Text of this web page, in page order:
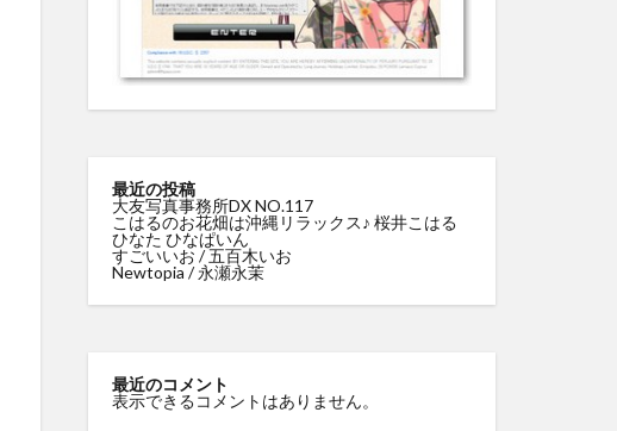
最近の投稿
大友写真事務所DX NO.117
こはるのお花畑は沖縄リラックス♪ 桜井こはる
ひなた ひなぱいん
すごいいお / 五百木いお
Newtopia / 永瀬永茉
最近のコメント
表示できるコメントはありません。